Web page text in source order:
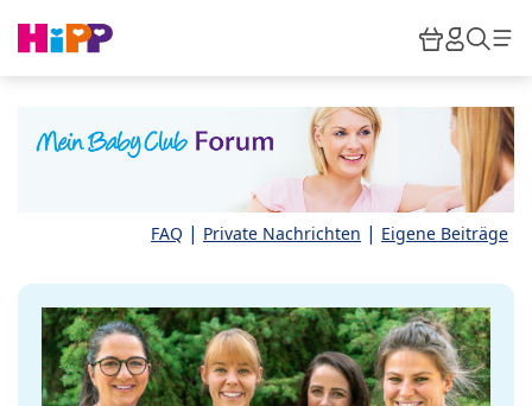
HiPP
FAQ | Private Nachrichten | Eigene Beiträge